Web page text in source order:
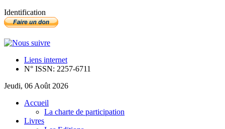
Identification
Liens internet
N° ISSN: 2257-6711
Jeudi, 06 Août 2026
Accueil
La charte de participation
Livres